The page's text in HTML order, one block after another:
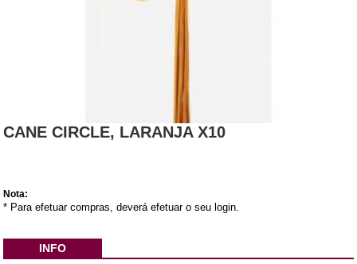
CANE CIRCLE, LARANJA X10
Nota:
* Para efetuar compras, deverá efetuar o seu login.
INFO